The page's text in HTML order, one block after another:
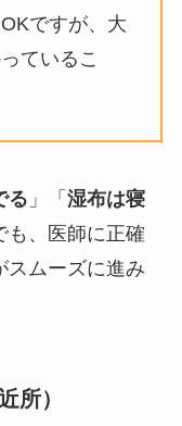
ですが、大
ているこ
る 」「 湿布は寝
も、医師に正確
スムーズに進み
所）